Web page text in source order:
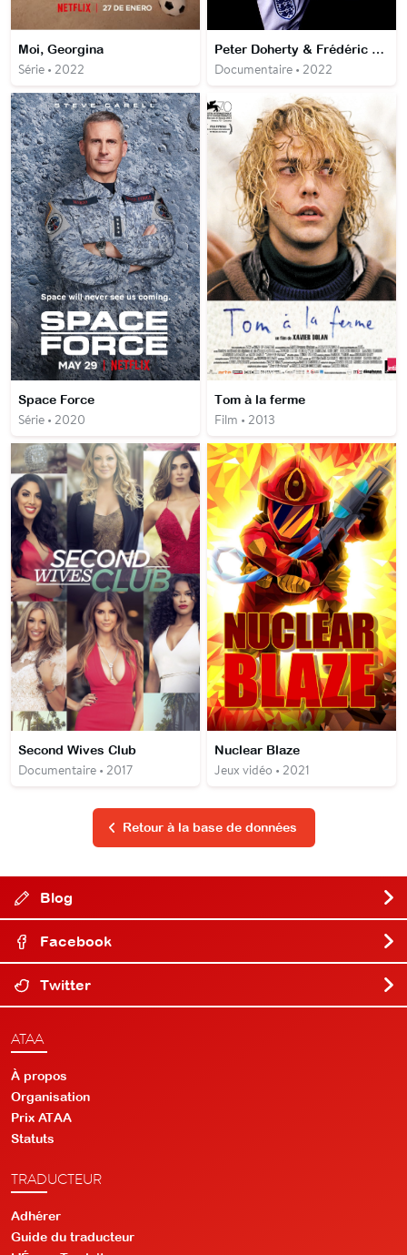
Moi, Georgina
Série • 2022
Peter Doherty & Frédéric Lo - The Fantasy Life of Poetry and Crime
Documentaire • 2022
Space Force
Série • 2020
Tom à la ferme
Film • 2013
Second Wives Club
Documentaire • 2017
Nuclear Blaze
Jeux vidéo • 2021
Retour à la base de données
Blog
Facebook
Twitter
ATAA
À propos
Organisation
Prix ATAA
Statuts
TRADUCTEUR
Adhérer
Guide du traducteur